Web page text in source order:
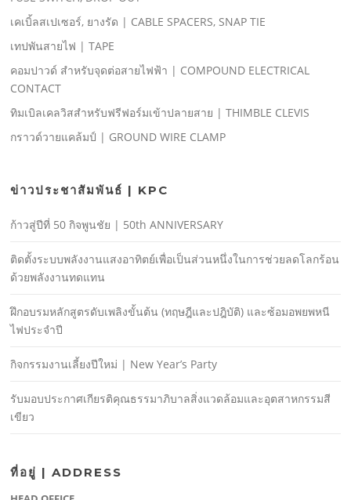
เคเบิ้ลสเปเซอร์, ยางรัด | CABLE SPACERS, SNAP TIE
เทปพันสายไฟ | TAPE
คอมปาวด์ สําหรับจุดต่อสายไฟฟ้า | COMPOUND ELECTRICAL
CONTACT
ทิมเบิลเคลวิสสําหรับฟรีฟอร์มเข้าปลายสาย | THIMBLE CLEVIS
กราวด์วายแคล้มป์ | GROUND WIRE CLAMP
ข่าวประชาสัมพันธ์ | KPC
ก้าวสู่ปีที่ 50 กิจพูนชัย | 50th ANNIVERSARY
ติดตั้งระบบพลังงานแสงอาทิตย์เพื่อเป็นส่วนหนึ่งในการช่วยลดโลกร้อน
ด้วยพลังงานทดแทน
ฝึกอบรมหลักสูตรดับเพลิงขั้นต้น (ทฤษฎีและปฎิบัติ) และซ้อมอพยพหนี
ไฟประจําปี
กิจกรรมงานเลี้ยงปีใหม่ | New Year’s Party
รับมอบประกาศเกียรติคุณธรรมาภิบาลสิ่งแวดล้อมและอุตสาหกรรมสี
เขียว
ที่อยู่ | ADDRESS